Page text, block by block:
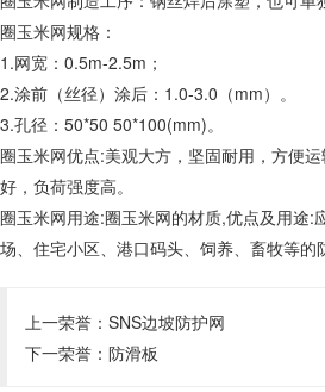
圈玉米网规格：
1.网宽：0.5m-2.5m；
2.涂前（丝径）涂后：1.0-3.0（mm）。
3.孔径：50*50 50*100(mm)。
圈玉米网优点:美观大方，坚固耐用，方便
好，负荷强度高。
圈玉米网用途:圈玉米网的材质,优点及用途:
场、住宅小区、港口码头、饲养、畜牧等的
上一荣誉： SNS边坡防护网
下一荣誉： 防滑板